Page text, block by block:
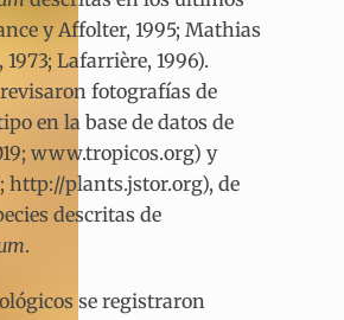
y Affolter, 1995; Mathias
Lafarrière, 1996).
fotografías de
en la base de datos de
www.tropicos.org) y
http://plants.jstor.org), de
descritas de
.
se registraron